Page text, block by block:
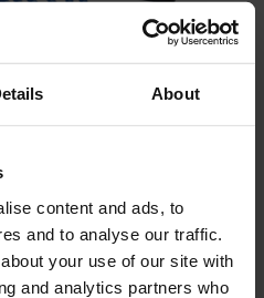
About
content and ads, to
and to analyse our traffic.
your use of our site with
and analytics partners who
van poreus